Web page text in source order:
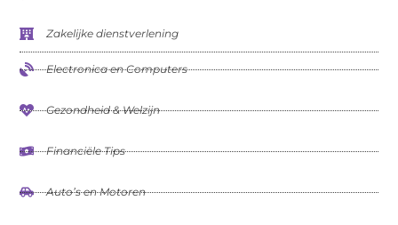
Zakelijke dienstverlening
Electronica en Computers
Gezondheid & Welzijn
Financiële Tips
Auto’s en Motoren